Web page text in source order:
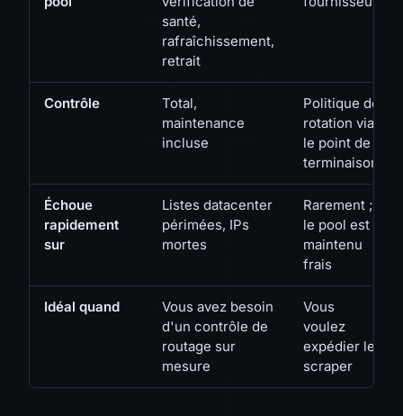
santé,
rafraîchissement,
retrait
Contrôle
Total,
maintenance
incluse
Politique de
rotation via
le point de
terminaison
Échoue
rapidement
sur
Listes datacenter
périmées, IPs
mortes
Rarement ;
le pool est
maintenu
frais
Idéal quand
Vous avez besoin
d'un contrôle de
routage sur
mesure
Vous
voulez
expédier le
scraper